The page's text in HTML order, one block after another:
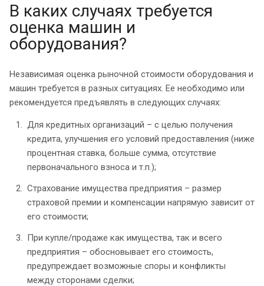
В каких случаях требуется
оценка машин и
оборудования?
Независимая оценка рыночной стоимости оборудования и
машин требуется в разных ситуациях. Ее необходимо или
рекомендуется предъявлять в следующих случаях:
Для кредитных организаций – с целью получения
кредита, улучшения его условий предоставления (ниже
процентная ставка, больше сумма, отсутствие
первоначального взноса и т.п.);
Страхование имущества предприятия – размер
страховой премии и компенсации напрямую зависит от
его стоимости;
При купле/продаже как имущества, так и всего
предприятия – обосновывает его стоимость,
предупреждает возможные споры и конфликты
между сторонами сделки;